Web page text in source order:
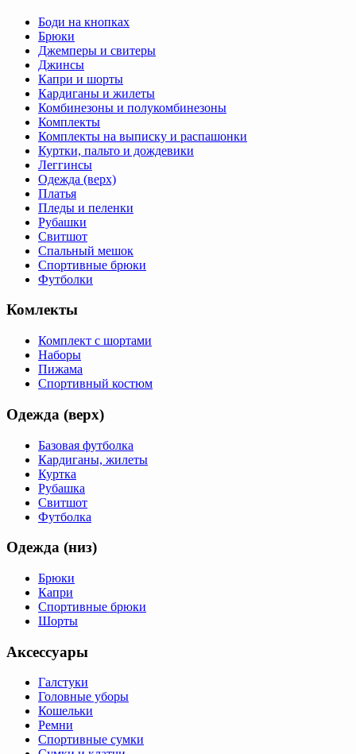
Боди на кнопках
Брюки
Джемперы и свитеры
Джинсы
Капри и шорты
Кардиганы и жилеты
Комбинезоны и полукомбинезоны
Комплекты
Комплекты на выписку и распашонки
Куртки, пальто и дождевики
Леггинсы
Одежда (верх)
Платья
Пледы и пеленки
Рубашки
Свитшот
Спальный мешок
Спортивные брюки
Футболки
Комлекты
Комплект с шортами
Наборы
Пижама
Спортивный костюм
Одежда (верх)
Базовая футболка
Кардиганы, жилеты
Куртка
Рубашка
Свитшот
Футболка
Одежда (низ)
Брюки
Капри
Спортивные брюки
Шорты
Аксессуары
Галстуки
Головные уборы
Кошельки
Ремни
Спортивные сумки